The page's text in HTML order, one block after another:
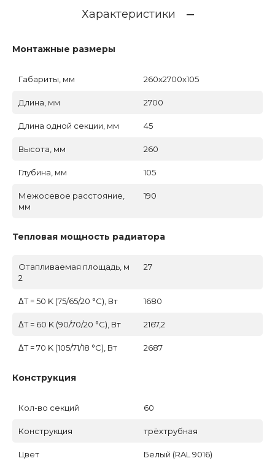
Характеристики
Монтажные размеры
Габариты, мм 260x2700x105
Длина, мм 2700
Длина одной секции, мм 45
Высота, мм 260
Глубина, мм 105
Межосевое расстояние,
мм
190
Тепловая мощность радиатора
Отапливаемая площадь, м
2
27
ΔT = 50 K (75/65/20 °C), Вт 1680
ΔT = 60 K (90/70/20 °C), Вт 2167,2
ΔT = 70 K (105/71/18 °C), Вт 2687
Конструкция
Кол-во секций 60
Конструкция трёхтрубная
Цвет Белый (RAL 9016)